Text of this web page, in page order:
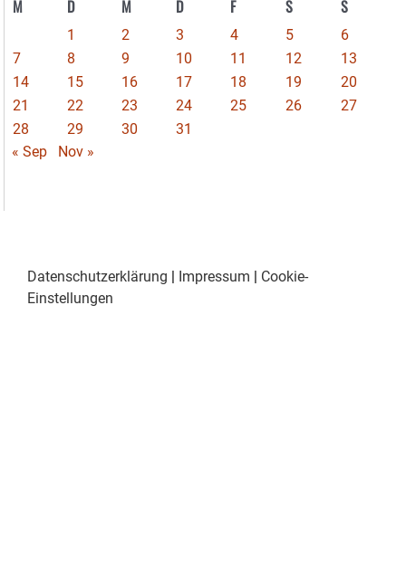
M D M D F S S
1 2 3 4 5
6
7
8 9 10 11 12
13
14
15 16 17 18 19
20
21
22 23 24 25 26
27
28
29 30
31
« Sep
Nov »
Datenschutzerklärung | Impressum | Cookie-
Einstellungen